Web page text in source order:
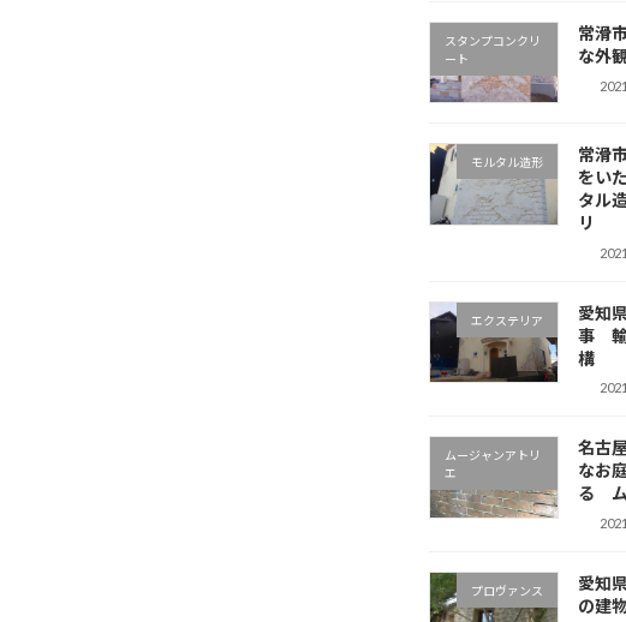
スタンプコンクリ
ート
常滑
な外
モルタル造形
常滑
をい
タル
リ
エクステリア
愛知
事 輸
構
ムージャンアトリ
エ
名古
なお
る ム
プロヴァンス
愛知
の建